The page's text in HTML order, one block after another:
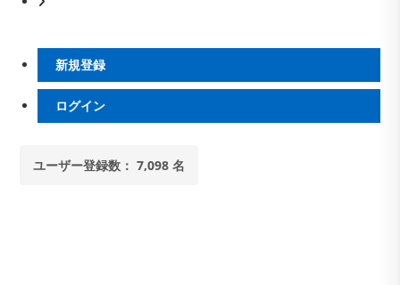
ペ
ジ
新規登録
ログイン
ユーザー登録数： 7,098 名